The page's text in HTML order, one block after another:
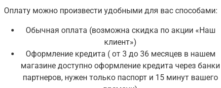
Оплату можно произвести удобными для вас способами:
Обычная оплата (возможна скидка по акции «Наш
клиент»)
Оформление кредита ( от 3 до 36 месяцев внашем
магазине доступно оформление кредита через банки
партнеров, нужен только паспорт и 15 минут вашего